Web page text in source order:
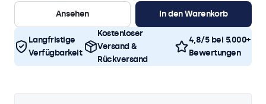
Ansehen In den Warenkorb
Langfristige
Verfügbarkeit
Kostenloser
Versand &
Rückversand
4,8/5 bei 5.000+
Bewertungen